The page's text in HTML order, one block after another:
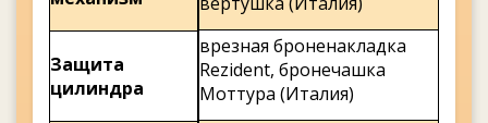
Защита
цилиндра
врезная броненакладка
Rezident, бронечашка
Моттура (Италия)